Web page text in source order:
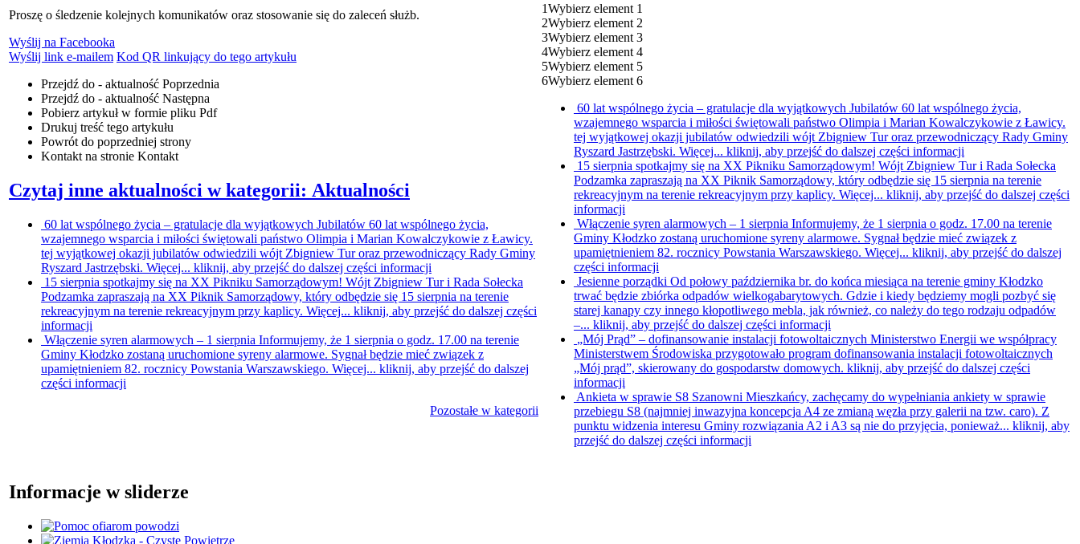
Proszę o śledzenie kolejnych komunikatów oraz stosowanie się do zaleceń służb.
Wyślij na Facebooka
Wyślij link e-mailem Kod QR linkujący do tego artykułu
Przejdź do - aktualność Poprzednia
Przejdź do - aktualność Następna
Pobierz artykuł w formie pliku Pdf
Drukuj treść tego artykułu
Powrót do poprzedniej strony
Kontakt na stronie Kontakt
Czytaj inne aktualności w kategorii: Aktualności
60 lat wspólnego życia – gratulacje dla wyjątkowych Jubilatów 60 lat wspólnego życia,
wzajemnego wsparcia i miłości świętowali państwo Olimpia i Marian Kowalczykowie z Ławicy.
tej wyjątkowej okazji jubilatów odwiedzili wójt Zbigniew Tur oraz przewodniczący Rady Gminy
Ryszard Jastrzębski. Więcej... kliknij, aby przejść do dalszej części informacji
15 sierpnia spotkajmy się na XX Pikniku Samorządowym! Wójt Zbigniew Tur i Rada Sołecka
Podzamka zapraszają na XX Piknik Samorządowy, który odbędzie się 15 sierpnia na terenie
rekreacyjnym na terenie rekreacyjnym przy kaplicy. Więcej... kliknij, aby przejść do dalszej części
informacji
Włączenie syren alarmowych – 1 sierpnia Informujemy, że 1 sierpnia o godz. 17.00 na terenie
Gminy Kłodzko zostaną uruchomione syreny alarmowe. Sygnał będzie mieć związek z
upamiętnieniem 82. rocznicy Powstania Warszawskiego. Więcej... kliknij, aby przejść do dalszej
części informacji
Pozostałe w kategorii
1Wybierz element 1
2Wybierz element 2
3Wybierz element 3
4Wybierz element 4
5Wybierz element 5
6Wybierz element 6
60 lat wspólnego życia – gratulacje dla wyjątkowych Jubilatów 60 lat wspólnego życia,
wzajemnego wsparcia i miłości świętowali państwo Olimpia i Marian Kowalczykowie z Ławicy.
tej wyjątkowej okazji jubilatów odwiedzili wójt Zbigniew Tur oraz przewodniczący Rady Gminy
Ryszard Jastrzębski. Więcej... kliknij, aby przejść do dalszej części informacji
15 sierpnia spotkajmy się na XX Pikniku Samorządowym! Wójt Zbigniew Tur i Rada Sołecka
Podzamka zapraszają na XX Piknik Samorządowy, który odbędzie się 15 sierpnia na terenie
rekreacyjnym na terenie rekreacyjnym przy kaplicy. Więcej... kliknij, aby przejść do dalszej części
informacji
Włączenie syren alarmowych – 1 sierpnia Informujemy, że 1 sierpnia o godz. 17.00 na terenie
Gminy Kłodzko zostaną uruchomione syreny alarmowe. Sygnał będzie mieć związek z
upamiętnieniem 82. rocznicy Powstania Warszawskiego. Więcej... kliknij, aby przejść do dalszej
części informacji
Jesienne porządki Od połowy października br. do końca miesiąca na terenie gminy Kłodzko
trwać będzie zbiórka odpadów wielkogabarytowych. Gdzie i kiedy będziemy mogli pozbyć się
starej kanapy czy innego kłopotliwego mebla, jak również, co należy do tego rodzaju odpadów
–... kliknij, aby przejść do dalszej części informacji
„Mój Prąd” – dofinansowanie instalacji fotowoltaicznych Ministerstwo Energii we współpracy
Ministerstwem Środowiska przygotowało program dofinansowania instalacji fotowoltaicznych
„Mój prąd”, skierowany do gospodarstw domowych. kliknij, aby przejść do dalszej części
informacji
Ankieta w sprawie S8 Szanowni Mieszkańcy, zachęcamy do wypełniania ankiety w sprawie
przebiegu S8 (najmniej inwazyjna koncepcja A4 ze zmianą węzła przy galerii na tzw. caro). Z
punktu widzenia interesu Gminy rozwiązania A2 i A3 są nie do przyjęcia, ponieważ... kliknij, aby
przejść do dalszej części informacji
Informacje w sliderze